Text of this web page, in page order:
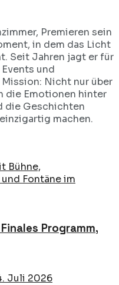
Premieren sein
in dem das Licht
Seit Jahren jagt er für
und
Nicht nur über
die Emotionen hinter
die Geschichten
machen.
Programm,
Juli 2026